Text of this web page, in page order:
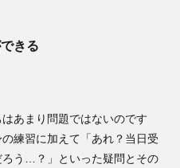
きる
あまり問題ではないのです
練習に加えて「あれ？当日受
う…？」といった疑問とその